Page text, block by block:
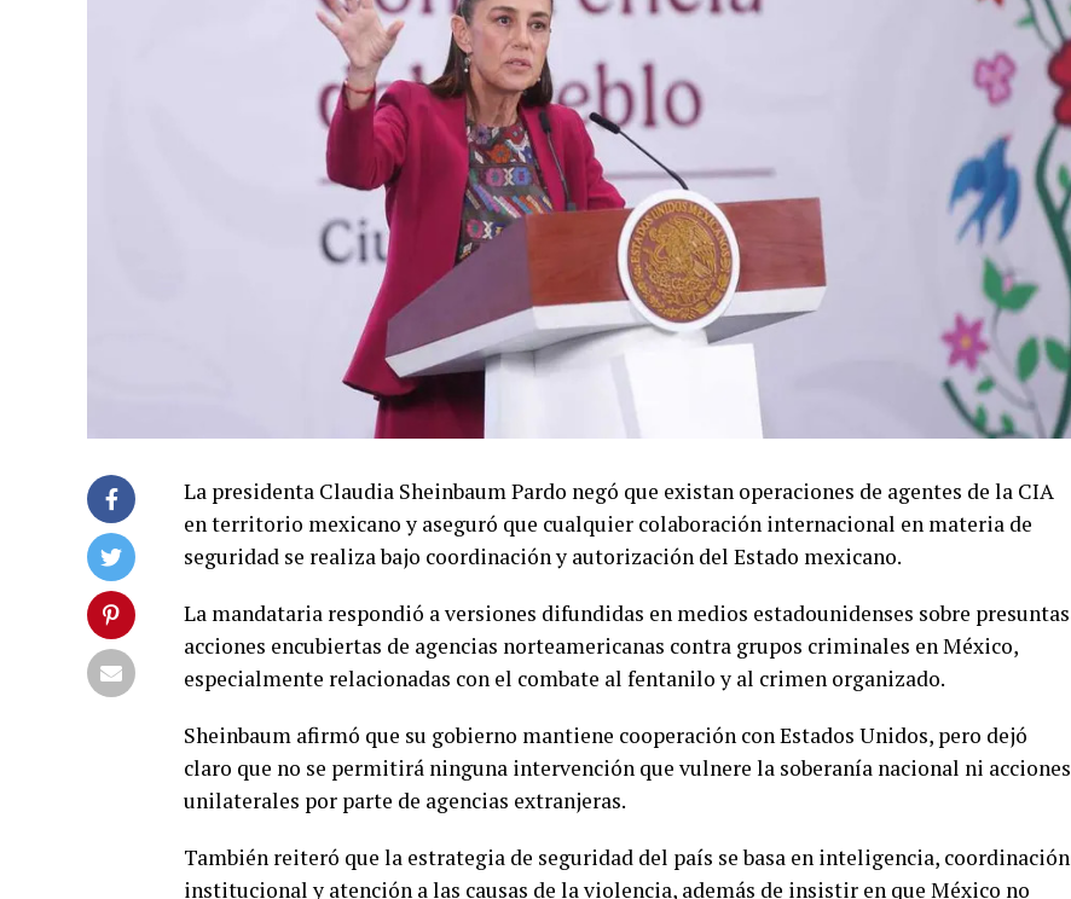
La presidenta Claudia Sheinbaum Pardo negó que existan operaciones de agentes de la CIA
en territorio mexicano y aseguró que cualquier colaboración internacional en materia de
seguridad se realiza bajo coordinación y autorización del Estado mexicano.
La mandataria respondió a versiones difundidas en medios estadounidenses sobre presuntas
acciones encubiertas de agencias norteamericanas contra grupos criminales en México,
especialmente relacionadas con el combate al fentanilo y al crimen organizado.
Sheinbaum afirmó que su gobierno mantiene cooperación con Estados Unidos, pero dejó
claro que no se permitirá ninguna intervención que vulnere la soberanía nacional ni acciones
unilaterales por parte de agencias extranjeras.
También reiteró que la estrategia de seguridad del país se basa en inteligencia, coordinación
institucional y atención a las causas de la violencia, además de insistir en que México no